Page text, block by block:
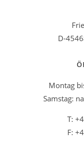
D-
Montag
Samstag:
T:
F: